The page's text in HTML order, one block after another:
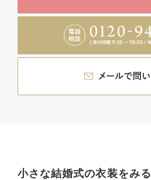
小さな結婚式の衣装をみる